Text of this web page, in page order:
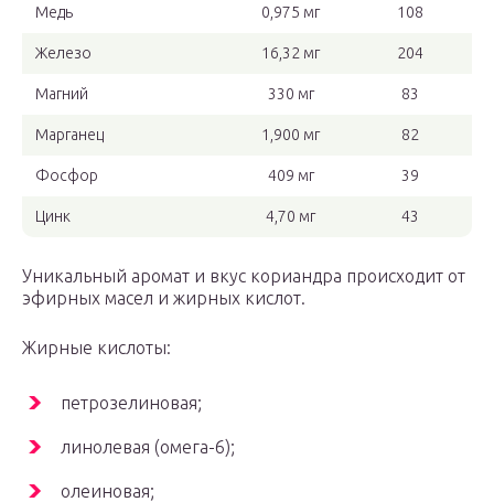
Медь 0,975 мг 108
Железо 16,32 мг 204
Магний 330 мг 83
Марганец 1,900 мг 82
Фосфор 409 мг 39
Цинк 4,70 мг 43
Уникальный аромат и вкус кориандра происходит от
эфирных масел и жирных кислот.
Жирные кислоты:
петрозелиновая;
линолевая (омега-6);
олеиновая;